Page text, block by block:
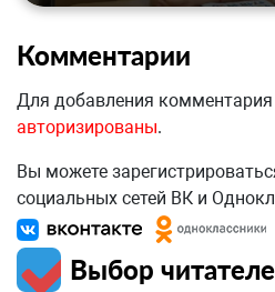
Комментарии
Для добавления
авторизированы.
Вы можете
социальных сетей ВК и
Выбор